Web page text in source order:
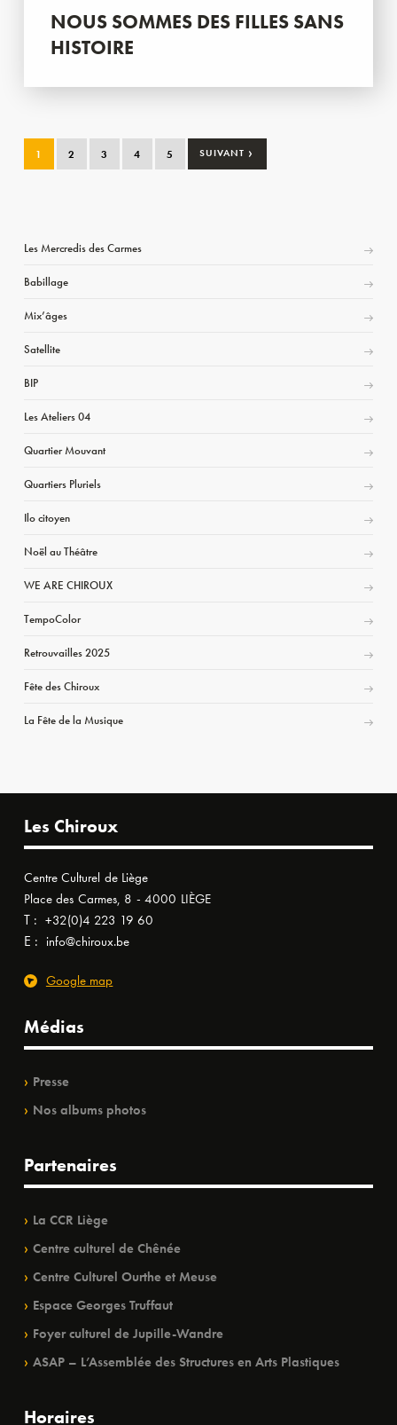
NOUS SOMMES DES FILLES SANS
HISTOIRE
1 2 3 4 5 SUIVANT ›
Les Mercredis des Carmes
Babillage
Mix’âges
Satellite
BIP
Les Ateliers 04
Quartier Mouvant
Quartiers Pluriels
Ilo citoyen
Noël au Théâtre
WE ARE CHIROUX
TempoColor
Retrouvailles 2025
Fête des Chiroux
La Fête de la Musique
Les Chiroux
Centre Culturel de Liège
Place des Carmes, 8 - 4000 LIÈGE
T : +32(0)4 223 19 60
E : info@chiroux.be
Google map
Médias
Presse
Nos albums photos
Partenaires
La CCR Liège
Centre culturel de Chênée
Centre Culturel Ourthe et Meuse
Espace Georges Truffaut
Foyer culturel de Jupille-Wandre
ASAP – L’Assemblée des Structures en Arts Plastiques
Horaires